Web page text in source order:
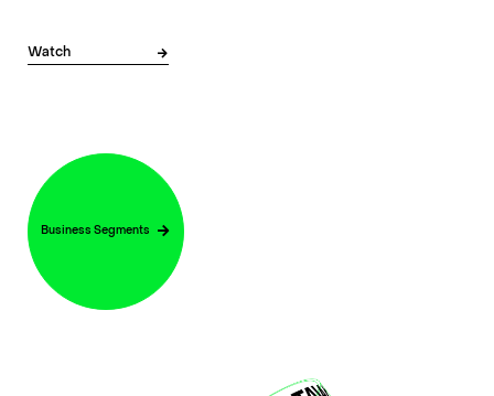
Watch
Business Segments